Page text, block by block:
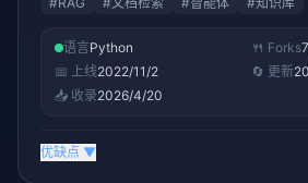
语言Python 🍴 Forks
📅 上线2022/11/2 🔄 更新
📥 收录2026/4/20
优缺点 ▼